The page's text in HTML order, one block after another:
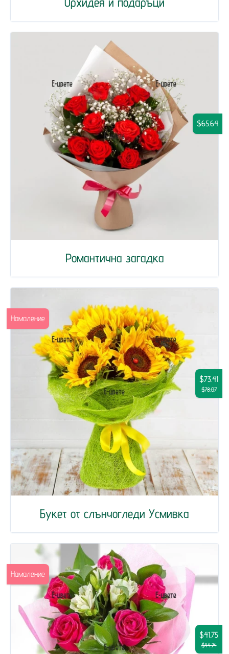
Романтична загадка
$65.64
Букет от слънчогледи Усмивка
$73.41
$78.07
Намаление
$41.75
$44.74
Намаление